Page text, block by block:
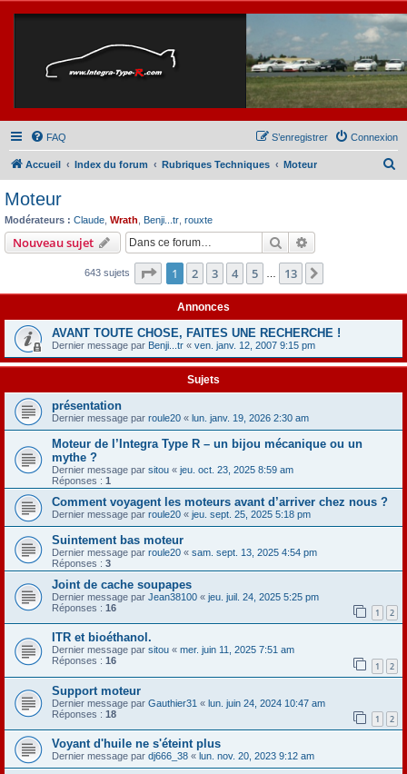
FAQ Connexion
S’enregistrer
Accueil Index du forum Rubriques Techniques Moteur
c
r
Moteur
Modérateurs : Claude Wrath Benji...tr rouxte
Nouveau sujet Rechercher
643 sujets Page 1sur13
1 2 3 4 5 13
Annonces
AVANT TOUTE CHOSE, FAITES UNE RECHERCHE !
Dernier message par Benji...tr « ven. janv. 12, 2007 9:15 pm
Sujets
présentation
Dernier message par roule20 « lun. janv. 19, 2026 2:30 am
Moteur de l’Integra Type R – un bijou mécanique ou un
mythe ?
Dernier message par sitou « jeu. oct. 23, 2025 8:59 am
Réponses : 1
Comment voyagent les moteurs avant d’arriver chez nous ?
Dernier message par roule20 « jeu. sept. 25, 2025 5:18 pm
Suintement bas moteur
Dernier message par roule20 « sam. sept. 13, 2025 4:54 pm
Réponses : 3
Joint de cache soupapes
Dernier message par Jean38100 « jeu. juil. 24, 2025 5:25 pm
Réponses : 16 1 2
ITR et bioéthanol.
Dernier message par sitou « mer. juin 11, 2025 7:51 am
Réponses : 16 1 2
Support moteur
Dernier message par Gauthier31 « lun. juin 24, 2024 10:47 am
Réponses : 18 1 2
Voyant d'huile ne s'éteint plus
Dernier message par dj666_38 « lun. nov. 20, 2023 9:12 am